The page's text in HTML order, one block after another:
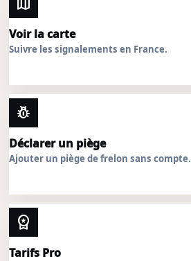
Voir la carte
Suivre les signalements en France.
pest_control
Déclarer un piège
Ajouter un piège de frelon sans compte.
workspace_premium
Tarifs Pro